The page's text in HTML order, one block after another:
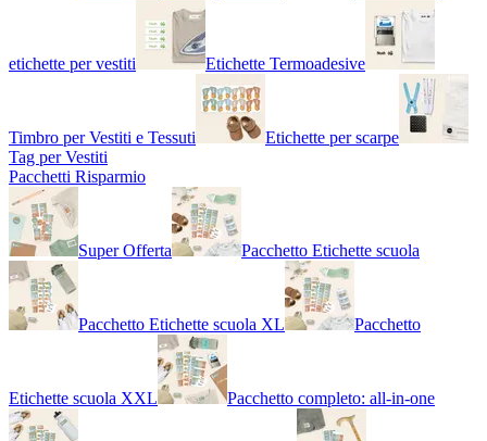
etichette per vestiti Etichette Termoadesive
Timbro per Vestiti e Tessuti
Etichette per scarpe
Tag per Vestiti
Pacchetti Risparmio
Super Offerta Pacchetto Etichette scuola
Pacchetto Etichette scuola XL Pacchetto
Etichette scuola XXL Pacchetto completo: all-in-one